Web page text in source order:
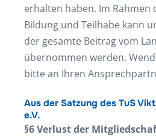
erhalten haben. Im Rahmen
Bildung und Teilhabe kann
der gesamte Beitrag vom
übernommen werden.
bitte an Ihren
Aus der Satzung des TuS
e.V.
§6 Verlust der